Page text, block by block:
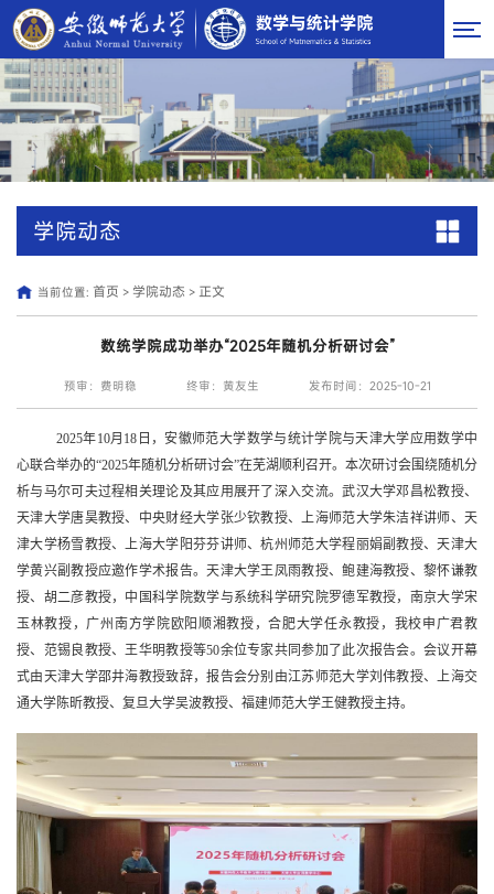
学院动态
当前位置: 首页 > 学院动态 > 正文
数统学院成功举办“2025年随机分析研讨会”
预审：费明稳 终审：黄友生 发布时间：2025-10-21
2025年10月 18 日，安徽师范大学数学与统计学院与天津大学应用数学中
心联合举办的“2025年随机分析研讨会”在芜湖顺利召开。本次研讨会围绕随机分
析与马尔可夫过程相关理论及其应用展开了深入交流。武汉大学邓昌松教授、
天津大学唐昊教授、中央财经大学张少钦教授、上海师范大学朱洁祥讲师、天
津大学杨雪教授、上海大学阳芬芬讲师、杭州师范大学程丽娟副教授、天津大
学黄兴副教授应邀作学术报告。天津大学王凤雨教授、鲍建海教授、黎怀谦教
授、胡二彦教授，中国科学院数学与系统科学研究院罗德军教授，南京大学宋
玉林教授，广州南方学院欧阳顺湘教授，合肥大学任永教授，我校申广君教
授、范锡良教授、王华明教授等50余位专家共同参加了此次报告会。会议开幕
式由天津大学邵井海教授致辞，报告会分别由江苏师范大学刘伟教授、上海交
通大学陈昕教授、复旦大学吴波教授、福建师范大学王健教授主持。